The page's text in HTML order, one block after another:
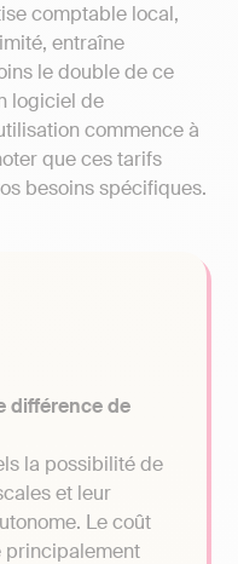
comptable local,
entraîne
le double de ce
logiciel de
commence à
que ces tarifs
besoins spécifiques.
différence de
la possibilité de
et leur
Le coût
principalement